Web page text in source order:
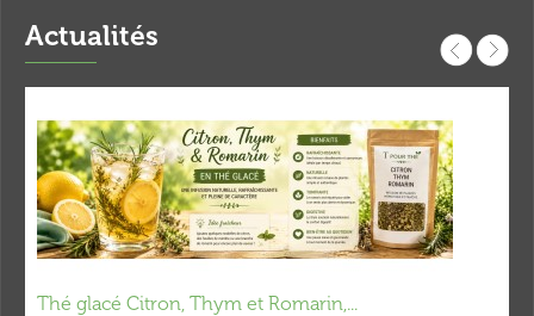
Actualités
Thé glacé Citron, Thym et Romarin,...